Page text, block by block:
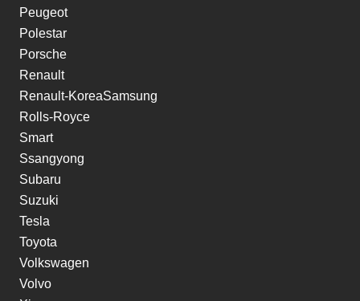
Peugeot
Polestar
Porsche
Renault
Renault-KoreaSamsung
Rolls-Royce
Smart
Ssangyong
Subaru
Suzuki
Tesla
Toyota
Volkswagen
Volvo